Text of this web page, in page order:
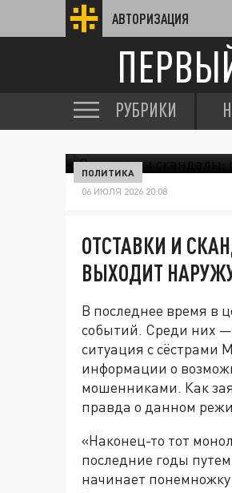
АВТОРИЗАЦИЯ
РУБРИКИ
ПОЛИТИКА
06 ИЮЛЯ 2026 20:08
ОТСТАВКИ И
ВЫХОДИТ
В последнее время в
событий. Среди них —
ситуация с сёстрами
информации о
мошенниками. Как
правда о данном
«Наконец-то тот
последние годы
начинает